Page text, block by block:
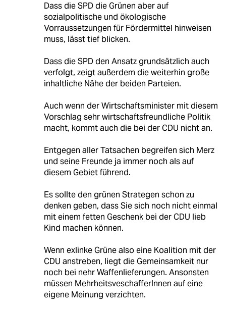
Dass die SPD die Grünen aber auf
sozialpolitische und ökologische
Vorraussetzungen für Fördermittel hinweisen
muss, lässt tief blicken.
Dass die SPD den Ansatz grundsätzlich auch
verfolgt, zeigt außerdem die weiterhin große
inhaltliche Nähe der beiden Parteien.
Auch wenn der Wirtschaftsminister mit diesem
Vorschlag sehr wirtschaftsfreundliche Politik
macht, kommt auch die bei der CDU nicht an.
Entgegen aller Tatsachen begreifen sich Merz
und seine Freunde ja immer noch als auf
diesem Gebiet führend.
Es sollte den grünen Strategen schon zu
denken geben, dass Sie sich noch nicht einmal
mit einem fetten Geschenk bei der CDU lieb
Kind machen können.
Wenn exlinke Grüne also eine Koalition mit der
CDU anstreben, liegt die Gemeinsamkeit nur
noch bei nehr Waffenlieferungen. Ansonsten
müssen MehrheitsveschafferInnen auf eine
eigene Meinung verzichten.